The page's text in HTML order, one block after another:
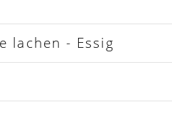
lachen - Essig